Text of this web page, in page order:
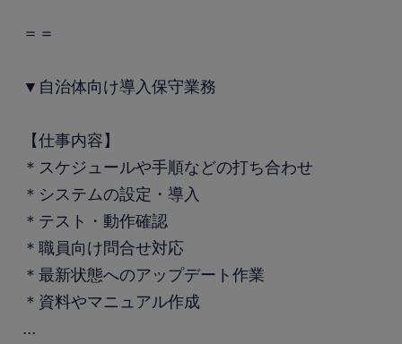
＝＝
▼自治体向け導入保守業務
【仕事内容】
＊スケジュールや手順などの打ち合わせ
＊システムの設定・導入
＊テスト・動作確認
＊職員向け問合せ対応
＊最新状態へのアップデート作業
＊資料やマニュアル作成
...